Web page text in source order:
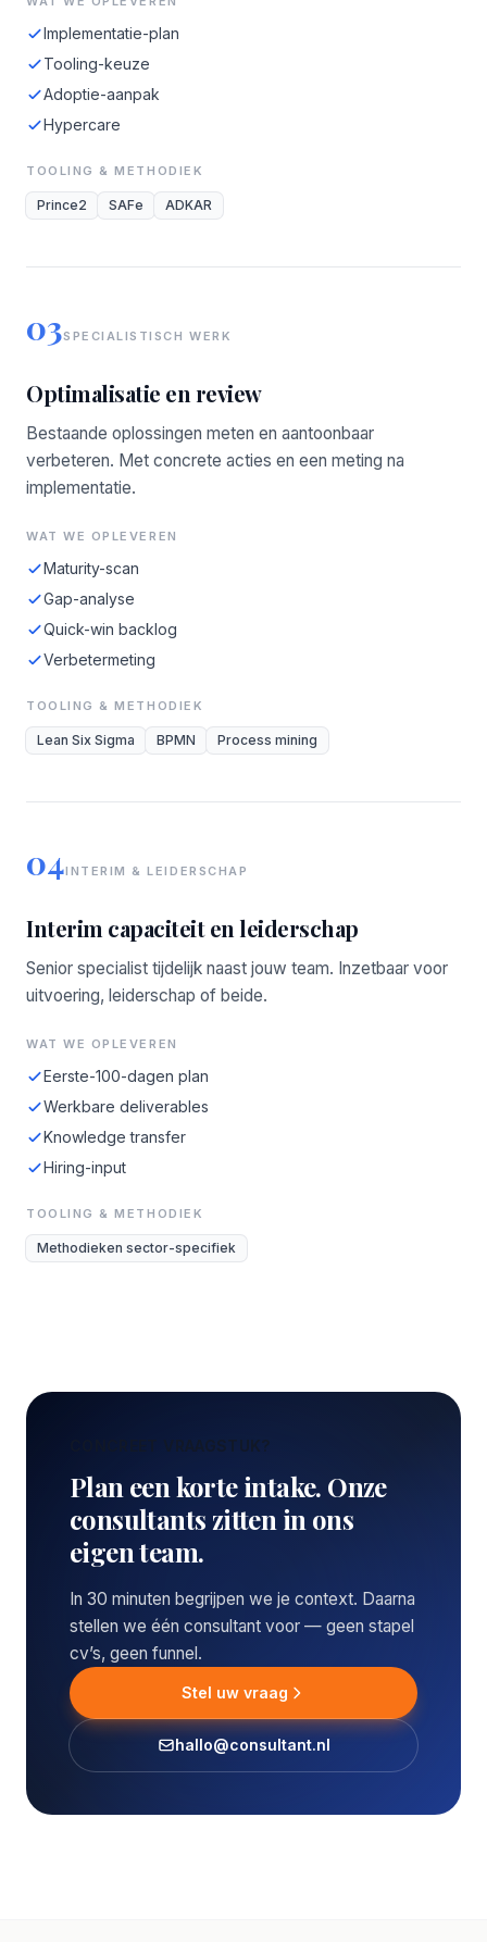
Implementatie-plan
Tooling-keuze
Adoptie-aanpak
Hypercare
TOOLING & METHODIEK
Prince2 SAFe ADKAR
03SPECIALISTISCH WERK
Optimalisatie en review
Bestaande oplossingen meten en aantoonbaar
verbeteren. Met concrete acties en een meting na
implementatie.
WAT WE OPLEVEREN
Maturity-scan
Gap-analyse
Quick-win backlog
Verbetermeting
TOOLING & METHODIEK
Lean Six Sigma BPMN Process mining
04INTERIM & LEIDERSCHAP
Interim capaciteit en leiderschap
Senior specialist tijdelijk naast jouw team. Inzetbaar voor
uitvoering, leiderschap of beide.
WAT WE OPLEVEREN
Eerste-100-dagen plan
Werkbare deliverables
Knowledge transfer
Hiring-input
TOOLING & METHODIEK
Methodieken sector-specifiek
CONCREET VRAAGSTUK?
Plan een korte intake. Onze
consultants zitten in ons
eigen team.
In 30 minuten begrijpen we je context. Daarna
stellen we één consultant voor — geen stapel
cv’s, geen funnel.
Stel uw vraag
hallo@consultant.nl